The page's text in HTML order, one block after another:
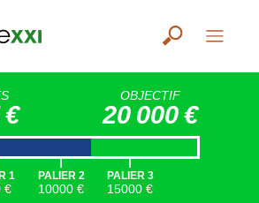
€
OBJECTIF
20 000 €
1
€
|
PALIER 2
10000 €
|
PALIER 3
15000 €